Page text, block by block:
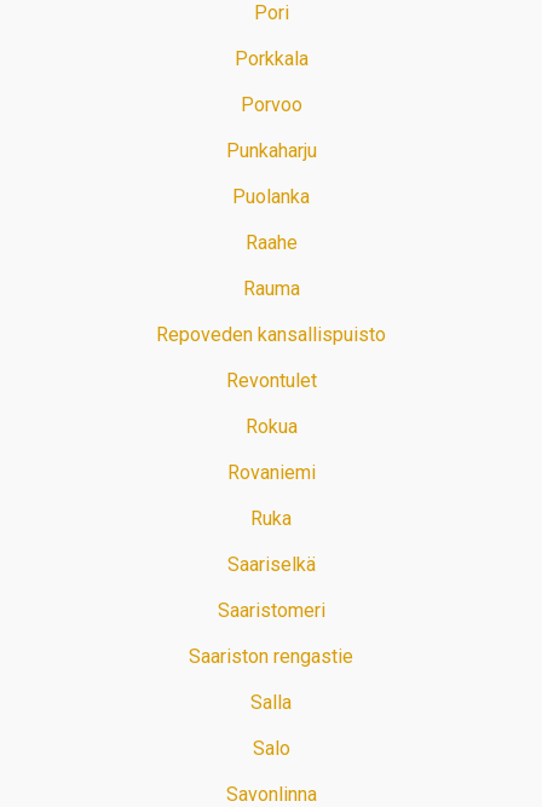
Pori
Porkkala
Porvoo
Punkaharju
Puolanka
Raahe
Rauma
Repoveden kansallispuisto
Revontulet
Rokua
Rovaniemi
Ruka
Saariselkä
Saaristomeri
Saariston rengastie
Salla
Salo
Savonlinna